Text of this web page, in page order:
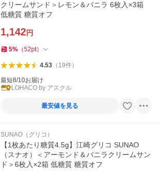
クリームサンド＞レモン＆バニラ 6枚入×3箱
低糖質 糖質オフ
1,142円
5% （52pt）
4.53（ 19件）
最短8/10お届け
LOHACO by アスクル
最安値を見る
SUNAO（グリコ）
【1枚あたり糖質4.5g】江崎グリコ SUNAO
（スナオ）＜アーモンド＆バニラクリームサン
ド＞6枚入×2箱 低糖質 糖質オフ